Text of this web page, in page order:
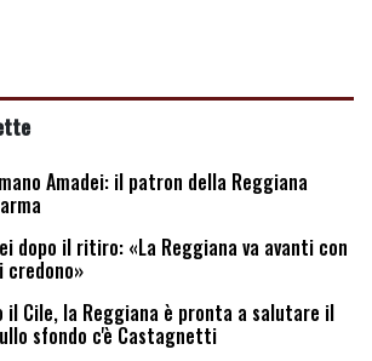
Amadei: il patron della Reggiana
dopo il ritiro: «La Reggiana va avanti con
credono»
il Cile, la Reggiana è pronta a salutare il
sfondo c'è Castagnetti